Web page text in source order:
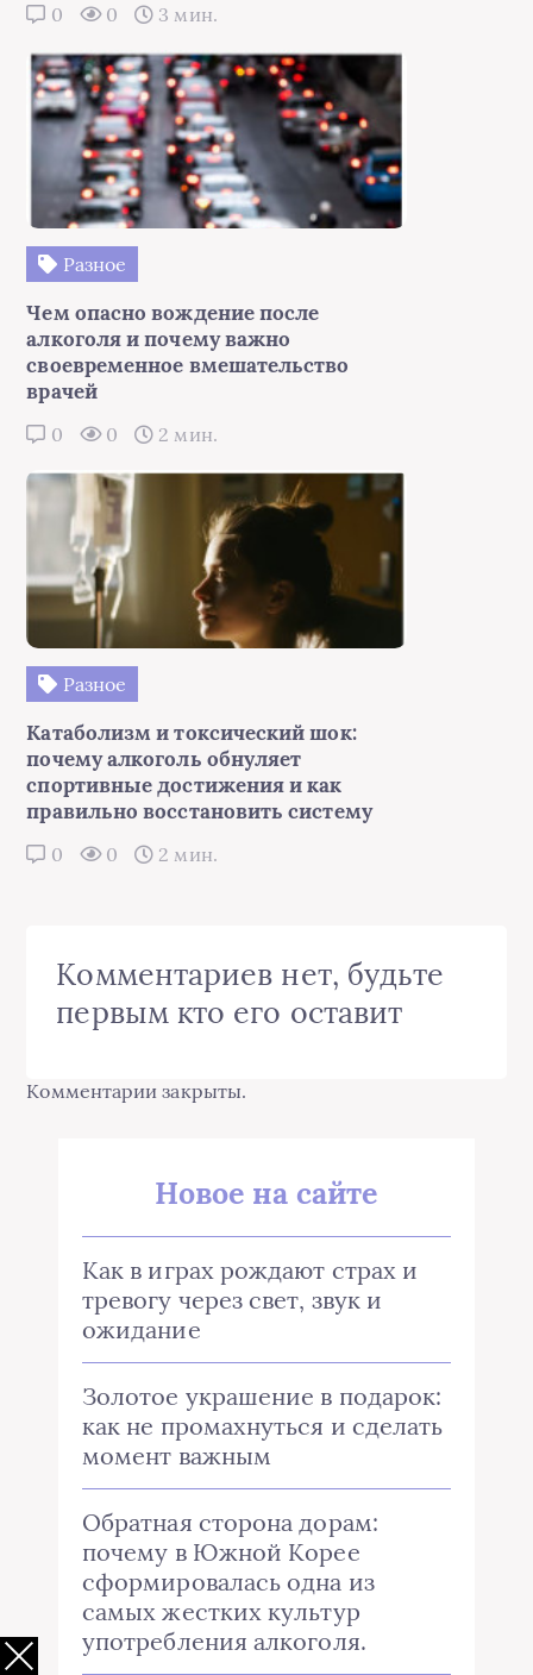
0 0 3 мин.
Разное
Чем опасно вождение после
алкоголя и почему важно
своевременное вмешательство
врачей
0 0 2 мин.
Разное
Катаболизм и токсический шок:
почему алкоголь обнуляет
спортивные достижения и как
правильно восстановить систему
0 0 2 мин.
Комментариев нет, будьте
первым кто его оставит
Комментарии закрыты.
Новое на сайте
Как в играх рождают страх и
тревогу через свет, звук и
ожидание
Золотое украшение в подарок:
как не промахнуться и сделать
момент важным
Обратная сторона дорам:
почему в Южной Корее
сформировалась одна из
самых жестких культур
употребления алкоголя.